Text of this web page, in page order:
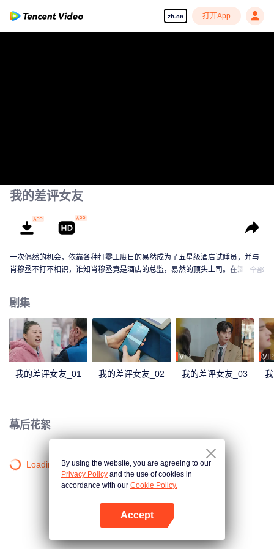
zh-cn 打开App
我的差评女友
一次偶然的机会，依靠各种打零工度日的易然成为了五星级酒店试睡员，并与
肖穆丞不打不相识，谁知肖穆丞竟是酒店的总监，易然的顶头上司。在酒店的
知不觉相互靠近……
全部
剧集
我的差评女友_01 我的差评女友_02
VIP
我的差评女友_03
VIP
幕后花絮
Loading…By using the website, you are agreeing to our
Privacy Policy and the use of cookies in
accordance with our Cookie Policy.
Accept